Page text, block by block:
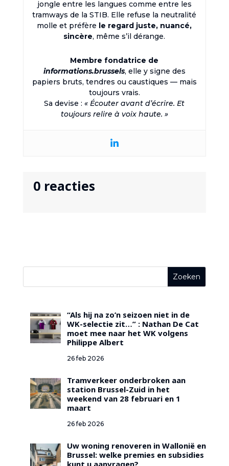
jongle entre les langues comme entre les
tramways de la STIB. Elle refuse la neutralité
molle et préfère le regard juste, nuancé,
sincère, même s’il dérange.
Membre fondatrice de
informations.brussels, elle y signe des
papiers bruts, tendres ou caustiques — mais
toujours vrais.
Sa devise :« Écouter avant d’écrire. Et
toujours relire à voix haute. »
0 reacties
“Als hij na zo’n seizoen niet in de
WK-selectie zit…” : Nathan De Cat
moet mee naar het WK volgens
Philippe Albert
26 feb 2026
Tramverkeer onderbroken aan
station Brussel-Zuid in het
weekend van 28 februari en 1
maart
26 feb 2026
Uw woning renoveren in Wallonië en
Brussel: welke premies en subsidies